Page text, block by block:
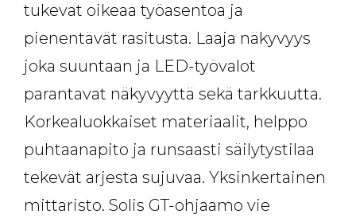
tukevat oikeaa työasentoa ja
pienentävät rasitusta. Laaja näkyvyys
joka suuntaan ja LED-työvalot
parantavat näkyvyyttä sekä tarkkuutta.
Korkealuokkaiset materiaalit, helppo
puhtaanapito ja runsaasti säilytystilaa
tekevät arjesta sujuvaa. Yksinkertainen
mittaristo. Solis GT-ohjaamo vie